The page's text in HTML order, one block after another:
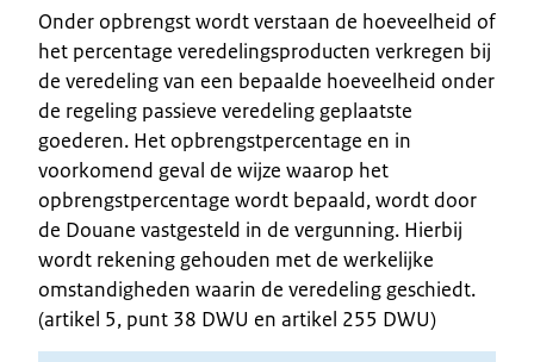
Onder opbrengst wordt verstaan de hoeveelheid of
het percentage veredelingsproducten verkregen bij
de veredeling van een bepaalde hoeveelheid onder
de regeling passieve veredeling geplaatste
goederen. Het opbrengstpercentage en in
voorkomend geval de wijze waarop het
opbrengstpercentage wordt bepaald, wordt door
de Douane vastgesteld in de vergunning. Hierbij
wordt rekening gehouden met de werkelijke
omstandigheden waarin de veredeling geschiedt.
(artikel 5, punt 38 DWU en artikel 255 DWU)